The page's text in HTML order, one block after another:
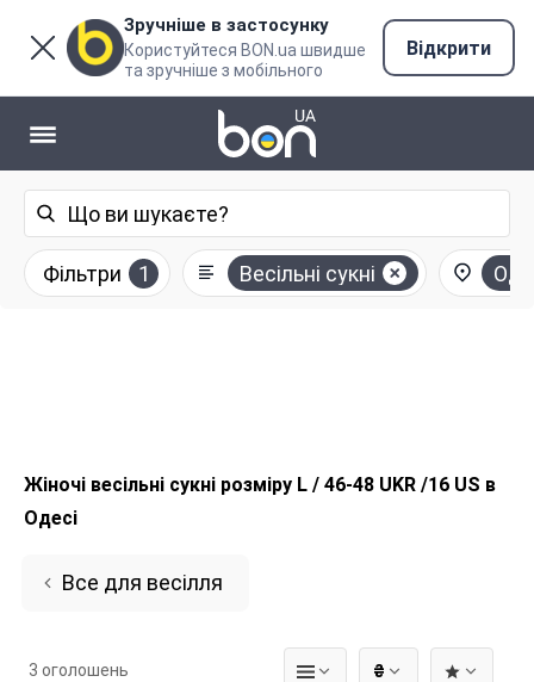
Зручніше в застосунку
Користуйтеся BON.ua швидше
та зручніше з мобільного
Відкрити
Фільтри 1 Весільні сукні
Жіночі весільні сукні розміру L / 46-48 UKR /16 US в
Одесі
Все для весілля
₴
3 оголошень